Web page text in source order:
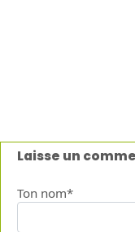
Laisse un
Ton nom*